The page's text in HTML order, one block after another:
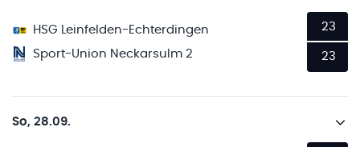
HSG Leinfelden-Echterdingen
Sport-Union Neckarsulm 2
23
23
So, 28.09.